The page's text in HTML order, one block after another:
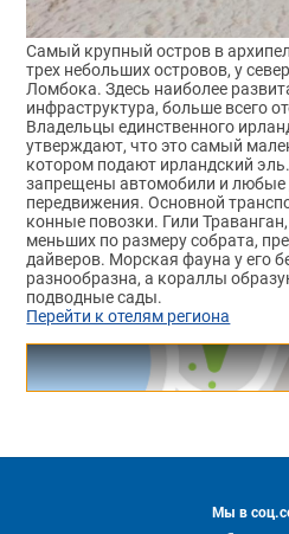
Самый крупный остров в
трех небольших островов, у
Ломбока. Здесь наиболее
инфраструктура, больше всего
Владельцы единственного
утверждают, что это самый
котором подают ирландский
запрещены автомобили и любые
передвижения. Основной
конные повозки. Гили
меньших по размеру собрата,
дайверов. Морская фауна у его
разнообразна, а кораллы
подводные сады.
Перейти к отелям региона
Мы в